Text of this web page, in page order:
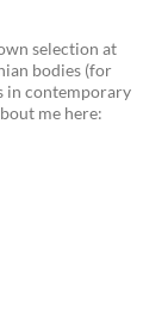
selection at
bodies (for
in contemporary
me here: